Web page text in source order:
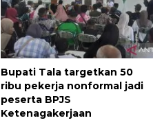
Bupati Tala targetkan 50
ribu pekerja nonformal jadi
peserta BPJS
Ketenagakerjaan